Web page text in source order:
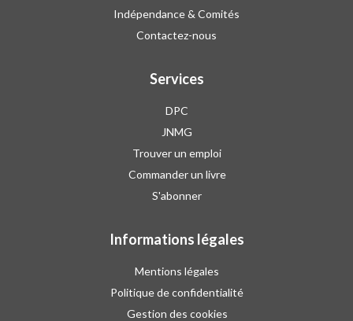
Indépendance & Comités
Contactez-nous
Services
DPC
JNMG
Trouver un emploi
Commander un livre
S'abonner
Informations légales
Mentions légales
Politique de confidentialité
Gestion des cookies